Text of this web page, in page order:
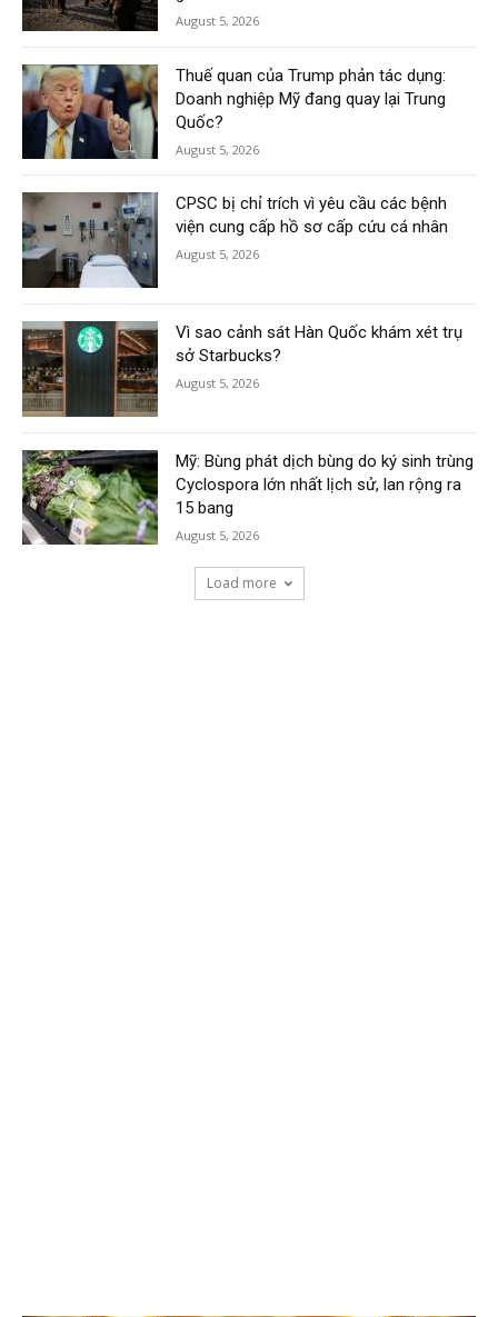
August 5, 2026
Thuế quan của Trump phản tác dụng:
Doanh nghiệp Mỹ đang quay lại Trung
Quốc?
August 5, 2026
CPSC bị chỉ trích vì yêu cầu các bệnh
viện cung cấp hồ sơ cấp cứu cá nhân
August 5, 2026
Vì sao cảnh sát Hàn Quốc khám xét trụ
sở Starbucks?
August 5, 2026
Mỹ: Bùng phát dịch bùng do ký sinh trùng
Cyclospora lớn nhất lịch sử, lan rộng ra
15 bang
August 5, 2026
Load more